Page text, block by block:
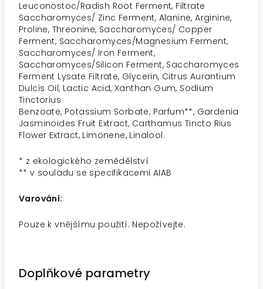
Leuconostoc/Radish Root Ferment, Filtrate
Saccharomyces/ Zinc Ferment, Alanine, Arginine,
Proline, Threonine, Saccharomyces/ Copper
Ferment, Saccharomyces/Magnesium Ferment,
Saccharomyces/ Iron Ferment,
Saccharomyces/Silicon Ferment, Saccharomyces
Ferment Lysate Filtrate, Glycerin, Citrus Aurantium
Dulcis Oil, Lactic Acid, Xanthan Gum, Sodium
Tinctorius
Benzoate, Potassium Sorbate, Parfum**, Gardenia
Jasminoides Fruit Extract, Carthamus Tincto Rius
Flower Extract, Limonene, Linalool.
* z ekologického zemědělství
** v souladu se specifikacemi AIAB
Varování:
Pouze k vnějšímu použití. Nepožívejte.
Doplňkové parametry